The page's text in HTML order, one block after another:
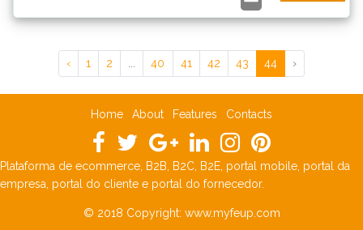
‹ 1 2 ... 40 41 42 43 44 ›
Home About Features Contacts
Plataforma de ecommerce, B2B, B2C, B2E, portal mobile, portal da
empresa, portal do cliente e portal do fornecedor.
© 2018 Copyright: www.myfeup.com